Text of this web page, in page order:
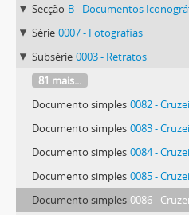
Secção B - Documentos
Série 0007 - Fotografias
Subsérie 0003 - Retratos
81 mais...
Documento simples 0082 -
Documento simples 0083 -
Documento simples 0084 -
Documento simples 0085 -
Documento simples 0086 - Cruzeiro